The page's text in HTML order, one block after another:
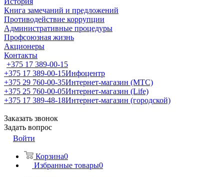
Книга замечаний и предложений
Противодействие коррупции
Административные процедуры
Профсоюзная жизнь
Акционеры
Контакты
+375 17 389-00-15
+375 17 389-00-15Инфоцентр
+375 29 760-00-35Интернет-магазин (МТС)
+375 25 760-00-05Интернет-магазин (Life)
+375 17 389-48-18Интернет-магазин (городской)
Заказать звонок
Задать вопрос
Войти
Корзина0
Избранные товары0